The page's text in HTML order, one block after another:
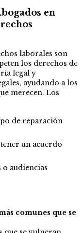
en
laborales son
los derechos de
legal y
ayudando a los
merecen. Los
de reparación
un acuerdo
audiencias
comunes que se